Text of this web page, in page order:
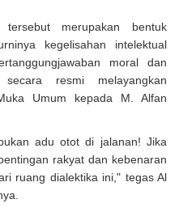
merupakan bentuk
kegelisahan intelektual
moral dan
resmi melayangkan
Umum kepada M. Alfan
adu otot di jalanan! Jika
rakyat dan kebenaran
ruang dialektika ini," tegas Al